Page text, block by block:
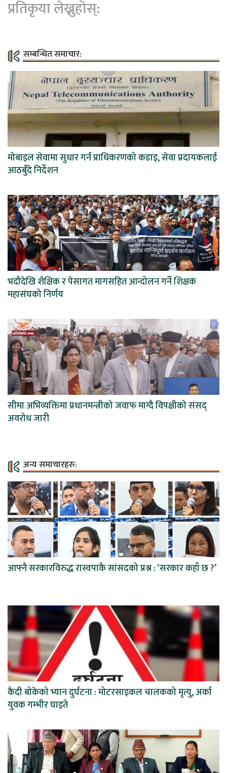
प्रतिकृया लेख्नुहोस्:
सम्बन्धित समाचार:
मोबाइल सेवामा सुधार गर्न प्राधिकरणको कडाइ, सेवा प्रदायकलाई
आठबुँदे निर्देशन
भदौदेखि शैक्षिक र पेसागत मागसहित आन्दोलन गर्ने शिक्षक
महासंघको निर्णय
सीमा अभिव्यक्तिमा प्रधानमन्त्रीको जवाफ माग्दै विपक्षीको संसद्
अवरोध जारी
अन्य समाचारहरु:
आफ्नै सरकारविरुद्ध रास्वपाकै सांसदको प्रश्न : ‘सरकार कहाँ छ ?’
कैदी बोकेको भ्यान दुर्घटना : मोटरसाइकल चालकको मृत्यु, अर्का
युवक गम्भीर घाइते